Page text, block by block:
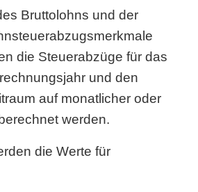
Bruttolohns und der
die Steuerabzüge für das
und den
auf monatlicher oder
werden.
die Werte für